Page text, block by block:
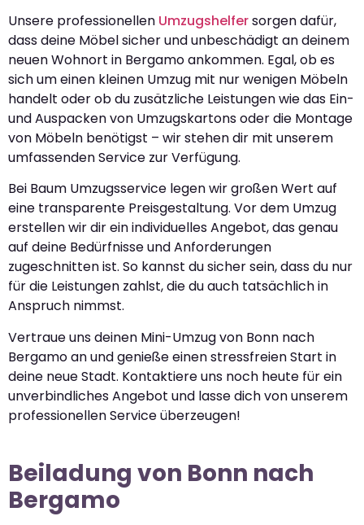
Unsere professionellen Umzugshelfersorgen dafür,
dass deine Möbel sicher und unbeschädigt an deinem
neuen Wohnort in Bergamo ankommen. Egal, ob es
sich um einen kleinen Umzug mit nur wenigen Möbeln
handelt oder ob du zusätzliche Leistungen wie das Ein-
und Auspacken von Umzugskartons oder die Montage
von Möbeln benötigst – wir stehen dir mit unserem
umfassenden Service zur Verfügung.
Bei Baum Umzugsservice legen wir großen Wert auf
eine transparente Preisgestaltung. Vor dem Umzug
erstellen wir dir ein individuelles Angebot, das genau
auf deine Bedürfnisse und Anforderungen
zugeschnitten ist. So kannst du sicher sein, dass du nur
für die Leistungen zahlst, die du auch tatsächlich in
Anspruch nimmst.
Vertraue uns deinen Mini-Umzug von Bonn nach
Bergamo an und genieße einen stressfreien Start in
deine neue Stadt. Kontaktiere uns noch heute für ein
unverbindliches Angebot und lasse dich von unserem
professionellen Service überzeugen!
Beiladung von Bonn nach
Bergamo